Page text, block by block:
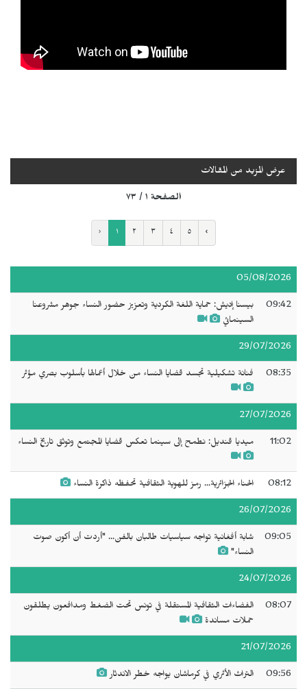
عرض المزيد من المقالات
الصفحة ١ / ٧٣
‹ ١ ٢ ٣ ٤ ٥ ›
05/08/2026
09:42
بيسنا إديش: حماية اللغة الكردية وتعزيز حضور النساء جوهر مشروعنا
السينمائي
29/07/2026
08:35 فنانة تشكيلية تجسد قضايا النساء من خلال أعمالها بأسلوب بصري مؤثر
27/07/2026
11:02 ميديا قنديل: نطمح إلى سينما تعكس قضايا المجتمع وتوثق تاريخ النساء
08:12 الحناء الجزائرية... رمز للهوية الثقافية تحفظه ذاكرة النساء
26/07/2026
09:05
شابة أفغانية تواجه سياسيات طالبان بالفن... "أردت أن أكون صوت
النساء"
24/07/2026
08:07
الفضاءات الثقافية المستقلة في تونس تحت الضغط ومدافعون يطلقون
حملات مساندة
21/07/2026
09:56 التراث الأثري في كرماشان يواجه خطر الاندثار